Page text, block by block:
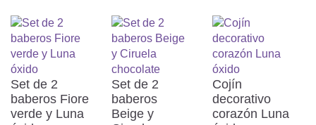
evitar el riesgo de incendio y lesiones
graves.
Retira todo el embalaje antes de
utilizar el producto:
Antes de utilizar el producto, retira
todos los componentes del embalaje,
incluidas las películas, cintas y
Set de 2
baberos Fiore
verde y Luna
Set de 2
baberos
Beige y
Cojín
decorativo
corazón Luna